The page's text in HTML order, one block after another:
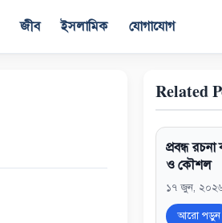
জীব ইসলামিক যোগাযোগ
Related
প্রবন্ধ
ও কৌশল
১৭ জুন,
আরো পড়ুন